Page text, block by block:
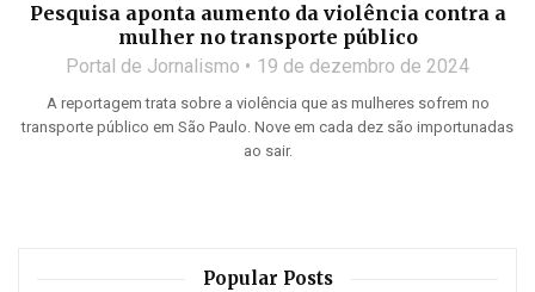
Pesquisa aponta aumento da violência contra a
mulher no transporte público
Portal de Jornalismo 19 de dezembro de 2024
A reportagem trata sobre a violência que as mulheres sofrem no
transporte público em São Paulo. Nove em cada dez são importunadas
ao sair.
Popular Posts